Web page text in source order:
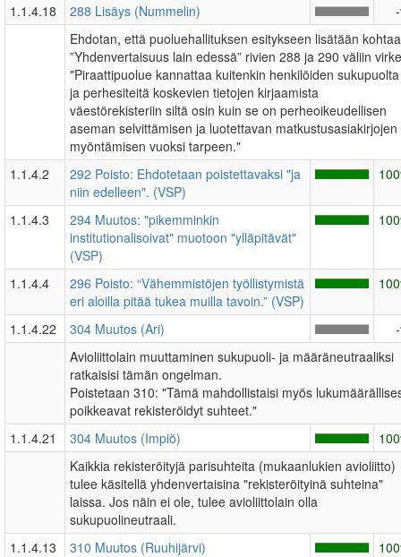
1.1.4.18 288 Lisäys (Nummelin)
Ehdotan, että puoluehallituksen esitykseen lisätään
”Yhdenvertaisuus lain edessä” rivien 288 ja 290 väliin
"Piraattipuolue kannattaa kuitenkin henkilöiden sukupuolta
ja perhesiteitä koskevien tietojen kirjaamista
väestörekisteriin siltä osin kuin se on perheoikeudellisen
aseman selvittämisen ja luotettavan matkustusasiakirjojen
myöntämisen vuoksi tarpeen."
1.1.4.2
292 Poisto: Ehdotetaan poistettavaksi "ja
niin edelleen". (VSP)
1.1.4.3
294 Muutos: "pikemminkin
institutionalisoivat" muotoon "ylläpitävät"
(VSP)
1.1.4.4
296 Poisto: “Vähemmistöjen työllistymistä
eri aloilla pitää tukea muilla tavoin.” (VSP)
1.1.4.22 304 Muutos (Ari)
Avioliittolain muuttaminen sukupuoli- ja määräneutraaliksi
ratkaisisi tämän ongelman.
Poistetaan 310: "Tämä mahdollistaisi myös
poikkeavat rekisteröidyt suhteet."
1.1.4.21
304 Muutos (Impiö)
Kaikkia rekisteröityjä parisuhteita (mukaanlukien avioliitto)
tulee käsitellä yhdenvertaisina "rekisteröityinä suhteina"
laissa. Jos näin ei ole, tulee avioliittolain olla
sukupuolineutraali.
1.1.4.13
310 Muutos (Ruuhijärvi)